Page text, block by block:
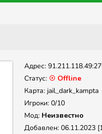
Адрес:
Статус: ☉ Offline
Карта: jail_dark_kampta
Игроки: 0/10
Мод: Неизвестно
Добавлен: 06.11.2023